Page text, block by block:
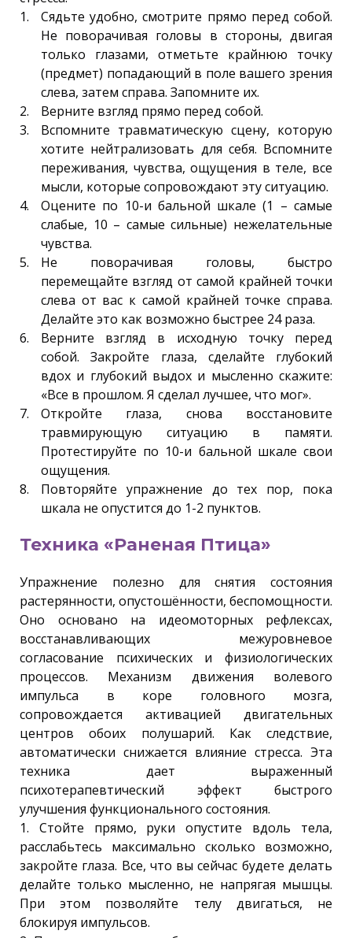
Сядьте удобно, смотрите прямо перед собой.
Не поворачивая головы в стороны, двигая
только глазами, отметьте крайнюю точку
(предмет) попадающий в поле вашего зрения
слева, затем справа. Запомните их.
Верните взгляд прямо перед собой.
Вспомните травматическую сцену, которую
хотите нейтрализовать для себя. Вспомните
переживания, чувства, ощущения в теле, все
мысли, которые сопровождают эту ситуацию.
Оцените по 10-и бальной шкале (1 – самые
слабые, 10 – самые сильные) нежелательные
чувства.
Не поворачивая головы, быстро
перемещайте взгляд от самой крайней точки
слева от вас к самой крайней точке справа.
Делайте это как возможно быстрее 24 раза.
Верните взгляд в исходную точку перед
собой. Закройте глаза, сделайте глубокий
вдох и глубокий выдох и мысленно скажите:
«Все в прошлом. Я сделал лучшее, что мог».
Откройте глаза, снова восстановите
травмирующую ситуацию в памяти.
Протестируйте по 10-и бальной шкале свои
ощущения.
Повторяйте упражнение до тех пор, пока
шкала не опустится до 1-2 пунктов.
Техника «Раненая Птица»
Упражнение полезно для снятия состояния
растерянности, опустошённости, беспомощности.
Оно основано на идеомоторных рефлексах,
восстанавливающих межуровневое
согласование психических и физиологических
процессов. Механизм движения волевого
импульса в коре головного мозга,
сопровождается активацией двигательных
центров обоих полушарий. Как следствие,
автоматически снижается влияние стресса. Эта
техника дает выраженный
психотерапевтический эффект быстрого
улучшения функционального состояния.
1. Стойте прямо, руки опустите вдоль тела,
расслабьтесь максимально сколько возможно,
закройте глаза. Все, что вы сейчас будете делать
делайте только мысленно, не напрягая мышцы.
При этом позволяйте телу двигаться, не
блокируя импульсов.